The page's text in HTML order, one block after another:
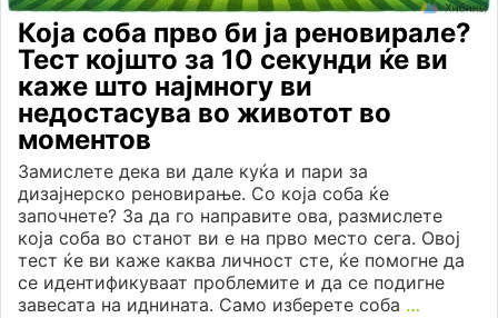
Која соба прво би ја реновирале?
Тест којшто за 10 секунди ќе ви
каже што најмногу ви
недостасува во животот во
моментов
Замислете дека ви дале куќа и пари за
дизајнерско реновирање. Со која соба ќе
започнете? За да го направите ова, размислете
која соба во станот ви е на прво место сега. Овој
тест ќе ви каже каква личност сте, ќе помогне да
се идентификуваат проблемите и да се подигне
завесата на иднината. Само изберете соба …